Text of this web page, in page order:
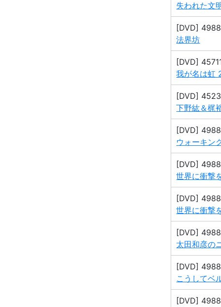
失われた文
[DVD]
法界坊
[DVD]
我が名は虹
[DVD]
下野紘＆梶
[DVD]
ウォーキン
[DVD]
世界に衝撃
[DVD]
世界に衝撃
[DVD]
太田和彦の
[DVD]
こうしてベ
[DVD]